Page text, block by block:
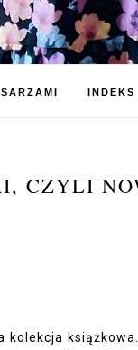
INDEKS
CZYLI